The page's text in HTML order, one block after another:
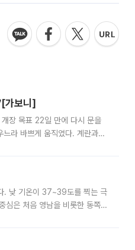
가보니]
장 목표 22일 만에 다시 문을
라 바쁘게 움직였다. 계란과
. 낮 기온이 37~39도를 찍는 극
심은 처음 영남을 비롯한 동쪽